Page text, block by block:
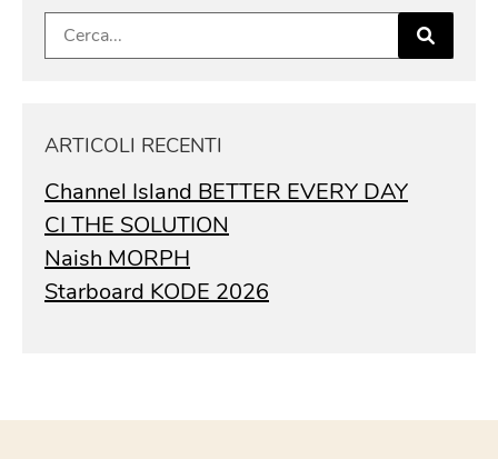
Ricerca
per:
ARTICOLI RECENTI
Channel Island BETTER EVERY DAY
CI THE SOLUTION
Naish MORPH
Starboard KODE 2026